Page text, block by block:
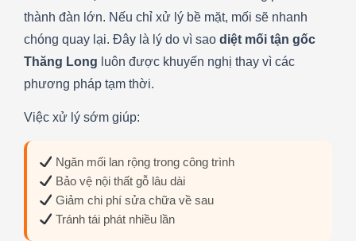
thành đàn lớn. Nếu chỉ xử lý bề mặt, mối sẽ nhanh
chóng quay lại. Đây là lý do vì sao diệt mối tận gốc
Thăng Long luôn được khuyến nghị thay vì các
phương pháp tạm thời.
Việc xử lý sớm giúp:
Ngăn mối lan rộng trong công trình
Bảo vệ nội thất gỗ lâu dài
Giảm chi phí sửa chữa về sau
Tránh tái phát nhiều lần